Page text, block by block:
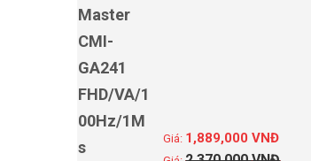
1,889,000VNĐ